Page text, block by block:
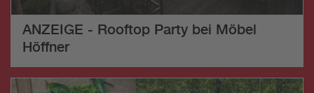
ANZEIGE - Rooftop Party bei Möbel
Höffner